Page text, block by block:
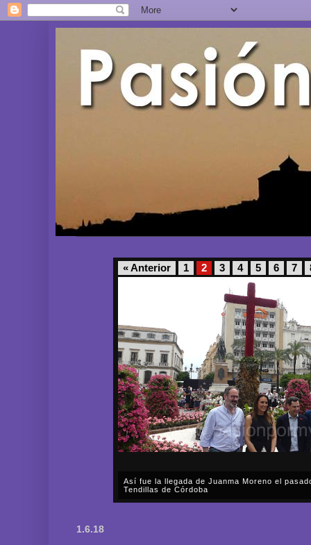
« Anterior 1 2 3 4 5 6 7
Así fue la llegada de Juanma Moreno el
Tendillas de Córdoba
1.6.18